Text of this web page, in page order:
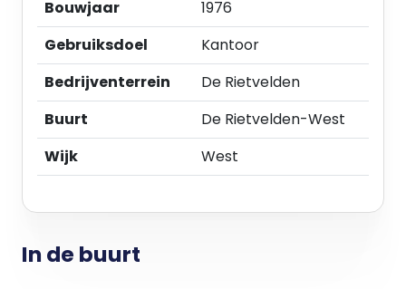
• 1e Verdieping: circa 139 m² met kantoorruimte
aan de rechtervleugel met diverse (2)
kantoorkamers en een royale vergaderruimte
(inclusief toebedeling algemene ruimte).
• Totaal circa 296 m².
LOCATIE
Het complex is gelegen op bedrijventerrein De
en afritten van de A59 en de verbinding met de A2
bereikbaar. Ook met het openbaar vervoer is de
Bouwjaar
1976
Gebruiksdoel
Kantoor
Bedrijventerrein
De Rietvelden
Buurt
De Rietvelden-West
Wijk
West
In de buurt